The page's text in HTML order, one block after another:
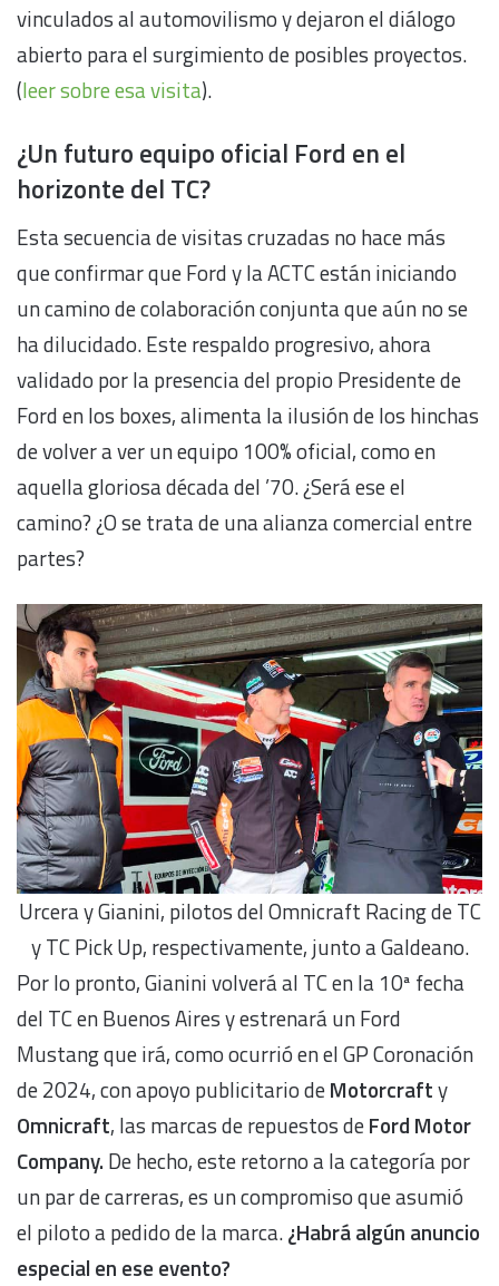
vinculados al automovilismo y dejaron el diálogo
abierto para el surgimiento de posibles proyectos.
(leer sobre esa visita).
¿Un futuro equipo oficial Ford en el
horizonte del TC?
Esta secuencia de visitas cruzadas no hace más
que confirmar que Ford y la ACTC están iniciando
un camino de colaboración conjunta que aún no se
ha dilucidado. Este respaldo progresivo, ahora
validado por la presencia del propio Presidente de
Ford en los boxes, alimenta la ilusión de los hinchas
de volver a ver un equipo 100% oficial, como en
aquella gloriosa década del ’70. ¿Será ese el
camino? ¿O se trata de una alianza comercial entre
partes?
Urcera y Gianini, pilotos del Omnicraft Racing de TC
y TC Pick Up, respectivamente, junto a Galdeano.
Por lo pronto, Gianini volverá al TC en la 10ª fecha
del TC en Buenos Aires y estrenará un Ford
Mustang que irá, como ocurrió en el GP Coronación
de 2024, con apoyo publicitario deMotorcrafty
Omnicraft, las marcas de repuestos deFord Motor
Company. De hecho, este retorno a la categoría por
un par de carreras, es un compromiso que asumió
el piloto a pedido de la marca.¿Habrá algún anuncio
especial en ese evento?